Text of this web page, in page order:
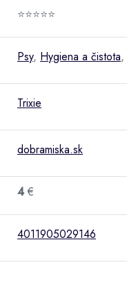
⭐⭐⭐⭐⭐
Psy, Hygiena a čistota,
Trixie
dobramiska.sk
4€
4011905029146